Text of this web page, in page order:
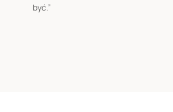
być.”